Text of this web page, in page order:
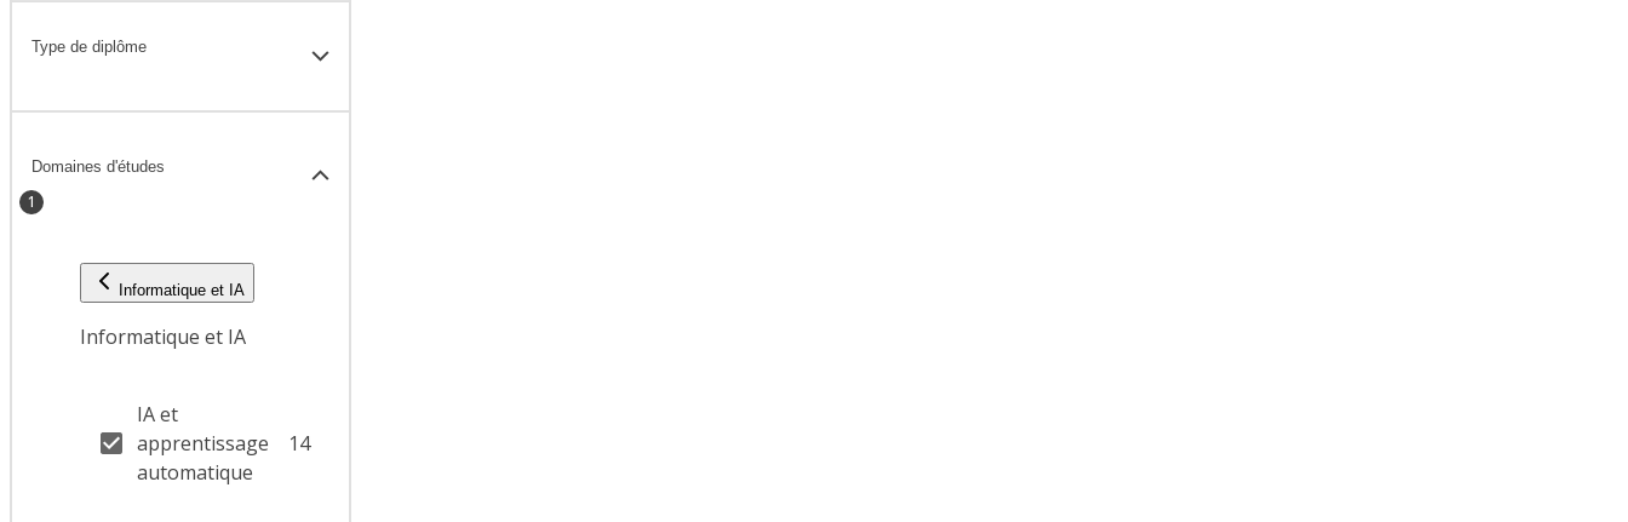
Type de diplôme
Domaines d'études
1
Informatique et IA
Informatique et IA
IA et
apprentissage
automatique
14